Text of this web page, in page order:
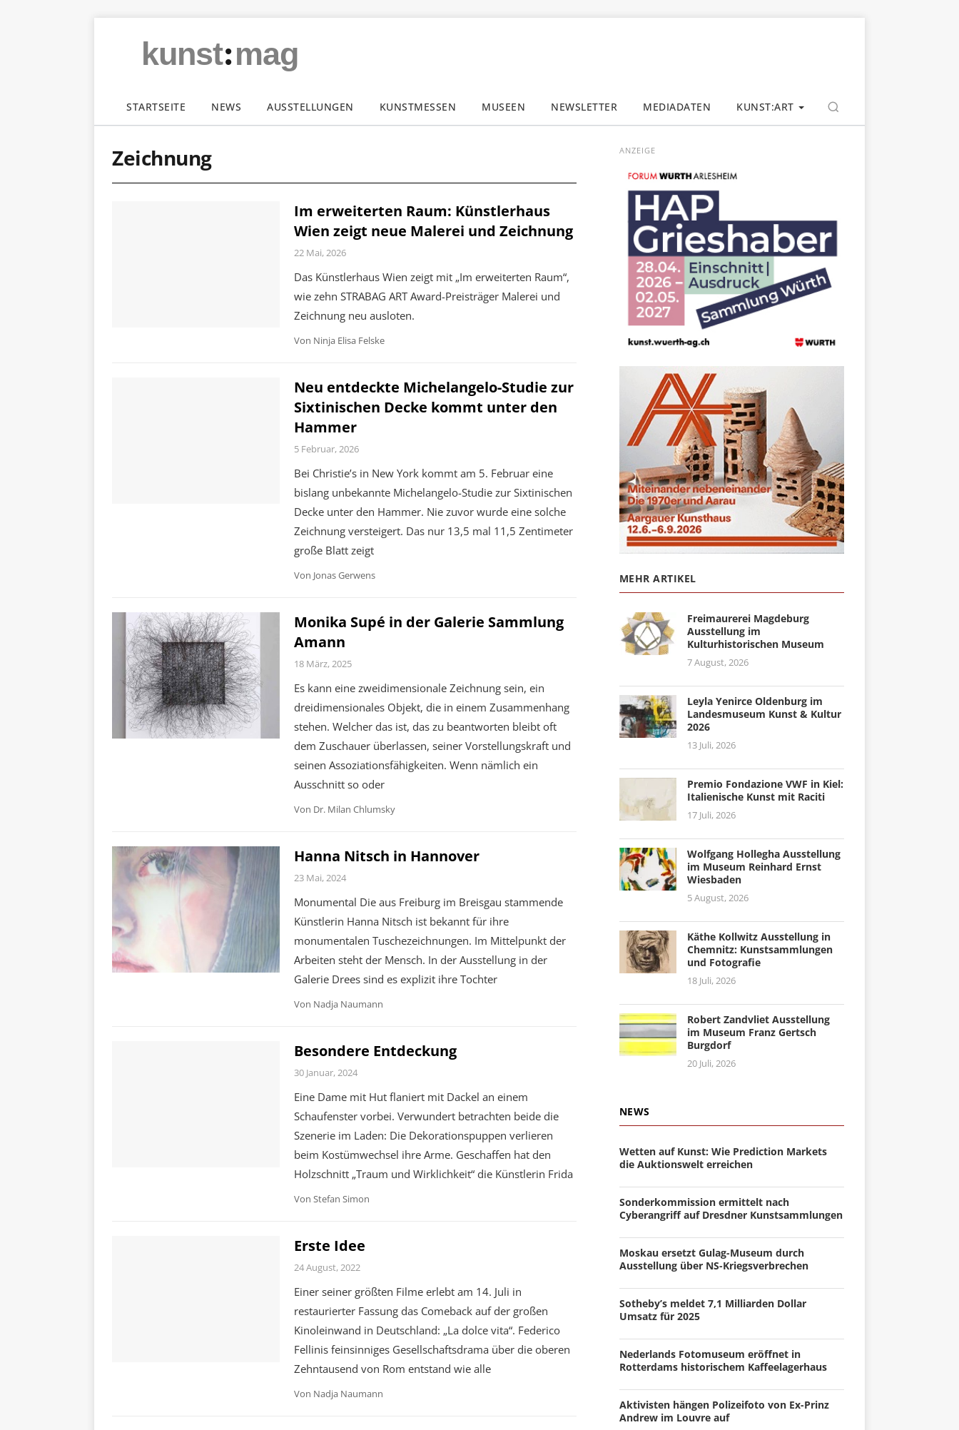
kunst:mag
STARTSEITE NEWS AUSSTELLUNGEN KUNSTMESSEN MUSEEN NEWSLETTER MEDIADATEN KUNST:ART
Zeichnung
Im erweiterten Raum: Künstlerhaus
Wien zeigt neue Malerei und Zeichnung
22 Mai, 2026
Das Künstlerhaus Wien zeigt mit „Im erweiterten Raum“,
wie zehn STRABAG ART Award-Preisträger Malerei und
Zeichnung neu ausloten.
Von Ninja Elisa Felske
Neu entdeckte Michelangelo-Studie zur
Sixtinischen Decke kommt unter den
Hammer
5 Februar, 2026
Bei Christie’s in New York kommt am 5. Februar eine
bislang unbekannte Michelangelo-Studie zur Sixtinischen
Decke unter den Hammer. Nie zuvor wurde eine solche
Zeichnung versteigert. Das nur 13,5 mal 11,5 Zentimeter
große Blatt zeigt
Von Jonas Gerwens
Monika Supé in der Galerie Sammlung
Amann
18 März, 2025
Es kann eine zweidimensionale Zeichnung sein, ein
dreidimensionales Objekt, die in einem Zusammenhang
stehen. Welcher das ist, das zu beantworten bleibt oft
dem Zuschauer überlassen, seiner Vorstellungskraft und
seinen Assoziationsfähigkeiten. Wenn nämlich ein
Ausschnitt so oder
Von Dr. Milan Chlumsky
Hanna Nitsch in Hannover
23 Mai, 2024
Monumental Die aus Freiburg im Breisgau stammende
Künstlerin Hanna Nitsch ist bekannt für ihre
monumentalen Tuschezeichnungen. Im Mittelpunkt der
Arbeiten steht der Mensch. In der Ausstellung in der
Galerie Drees sind es explizit ihre Tochter
Von Nadja Naumann
Besondere Entdeckung
30 Januar, 2024
Eine Dame mit Hut flaniert mit Dackel an einem
Schaufenster vorbei. Verwundert betrachten beide die
Szenerie im Laden: Die Dekorationspuppen verlieren
beim Kostümwechsel ihre Arme. Geschaffen hat den
Holzschnitt „Traum und Wirklichkeit“ die Künstlerin Frida
Von Stefan Simon
Erste Idee
24 August, 2022
Einer seiner größten Filme erlebt am 14. Juli in
restaurierter Fassung das Comeback auf der großen
Kinoleinwand in Deutschland: „La dolce vita“. Federico
Fellinis feinsinniges Gesellschaftsdrama über die oberen
Zehntausend von Rom entstand wie alle
Von Nadja Naumann
ANZEIGE
MEHR ARTIKEL
Freimaurerei Magdeburg
Ausstellung im
Kulturhistorischen Museum
7 August, 2026
Leyla Yenirce Oldenburg im
Landesmuseum Kunst & Kultur
2026
13 Juli, 2026
Premio Fondazione VWF in Kiel:
Italienische Kunst mit Raciti
17 Juli, 2026
Wolfgang Hollegha Ausstellung
im Museum Reinhard Ernst
Wiesbaden
5 August, 2026
Käthe Kollwitz Ausstellung in
Chemnitz: Kunstsammlungen
und Fotografie
18 Juli, 2026
Robert Zandvliet Ausstellung
im Museum Franz Gertsch
Burgdorf
20 Juli, 2026
NEWS
Wetten auf Kunst: Wie Prediction Markets
die Auktionswelt erreichen
Sonderkommission ermittelt nach
Cyberangriff auf Dresdner Kunstsammlungen
Moskau ersetzt Gulag-Museum durch
Ausstellung über NS-Kriegsverbrechen
Sotheby’s meldet 7,1 Milliarden Dollar
Umsatz für 2025
Nederlands Fotomuseum eröffnet in
Rotterdams historischem Kaffeelagerhaus
Aktivisten hängen Polizeifoto von Ex-Prinz
Andrew im Louvre auf